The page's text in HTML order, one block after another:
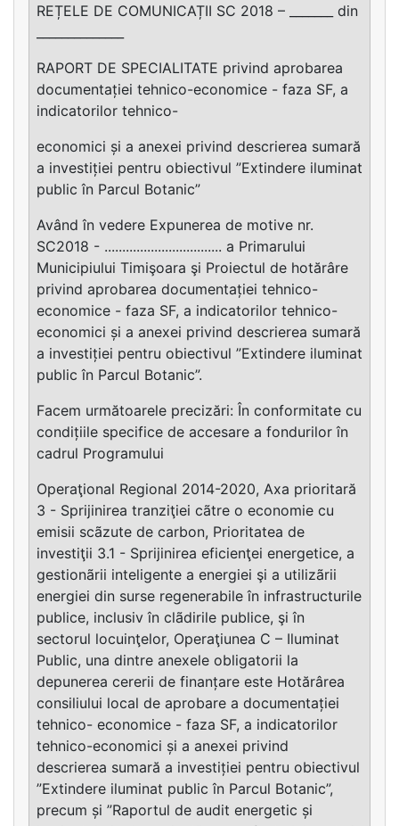
REȚELE DE COMUNICAȚII SC 2018 – _______ din
RAPORT DE SPECIALITATE privind aprobarea
documentației tehnico-economice - faza SF, a
indicatorilor tehnico-
economici și a anexei privind descrierea sumară
a investiției pentru obiectivul ”Extindere iluminat
public în Parcul Botanic”
Având în vedere Expunerea de motive nr.
SC2018 - ................................. a Primarului
Municipiului Timişoara şi Proiectul de hotărâre
privind aprobarea documentației tehnico-
economice - faza SF, a indicatorilor tehnico-
economici și a anexei privind descrierea sumară
a investiției pentru obiectivul ”Extindere iluminat
public în Parcul Botanic”.
Facem următoarele precizări: În conformitate cu
condițiile specifice de accesare a fondurilor în
cadrul Programului
Operaţional Regional 2014-2020, Axa prioritară
3 - Sprijinirea tranziţiei cãtre o economie cu
emisii scãzute de carbon, Prioritatea de
investiţii 3.1 - Sprijinirea eficienţei energetice, a
gestionãrii inteligente a energiei şi a utilizãrii
energiei din surse regenerabile în infrastructurile
publice, inclusiv în clãdirile publice, şi în
sectorul locuinţelor, Operaţiunea C – Iluminat
Public, una dintre anexele obligatorii la
depunerea cererii de finanțare este Hotărârea
consiliului local de aprobare a documentației
tehnico- economice - faza SF, a indicatorilor
tehnico-economici și a anexei privind
descrierea sumară a investiției pentru obiectivul
”Extindere iluminat public în Parcul Botanic”,
precum și ”Raportul de audit energetic și